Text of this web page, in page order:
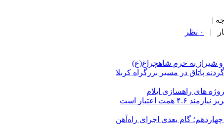
|
۰ نظر
شیراز به حرم شاهچراغ(ع)
اعتبار است
گام بعدی اجرای راه‌آهن